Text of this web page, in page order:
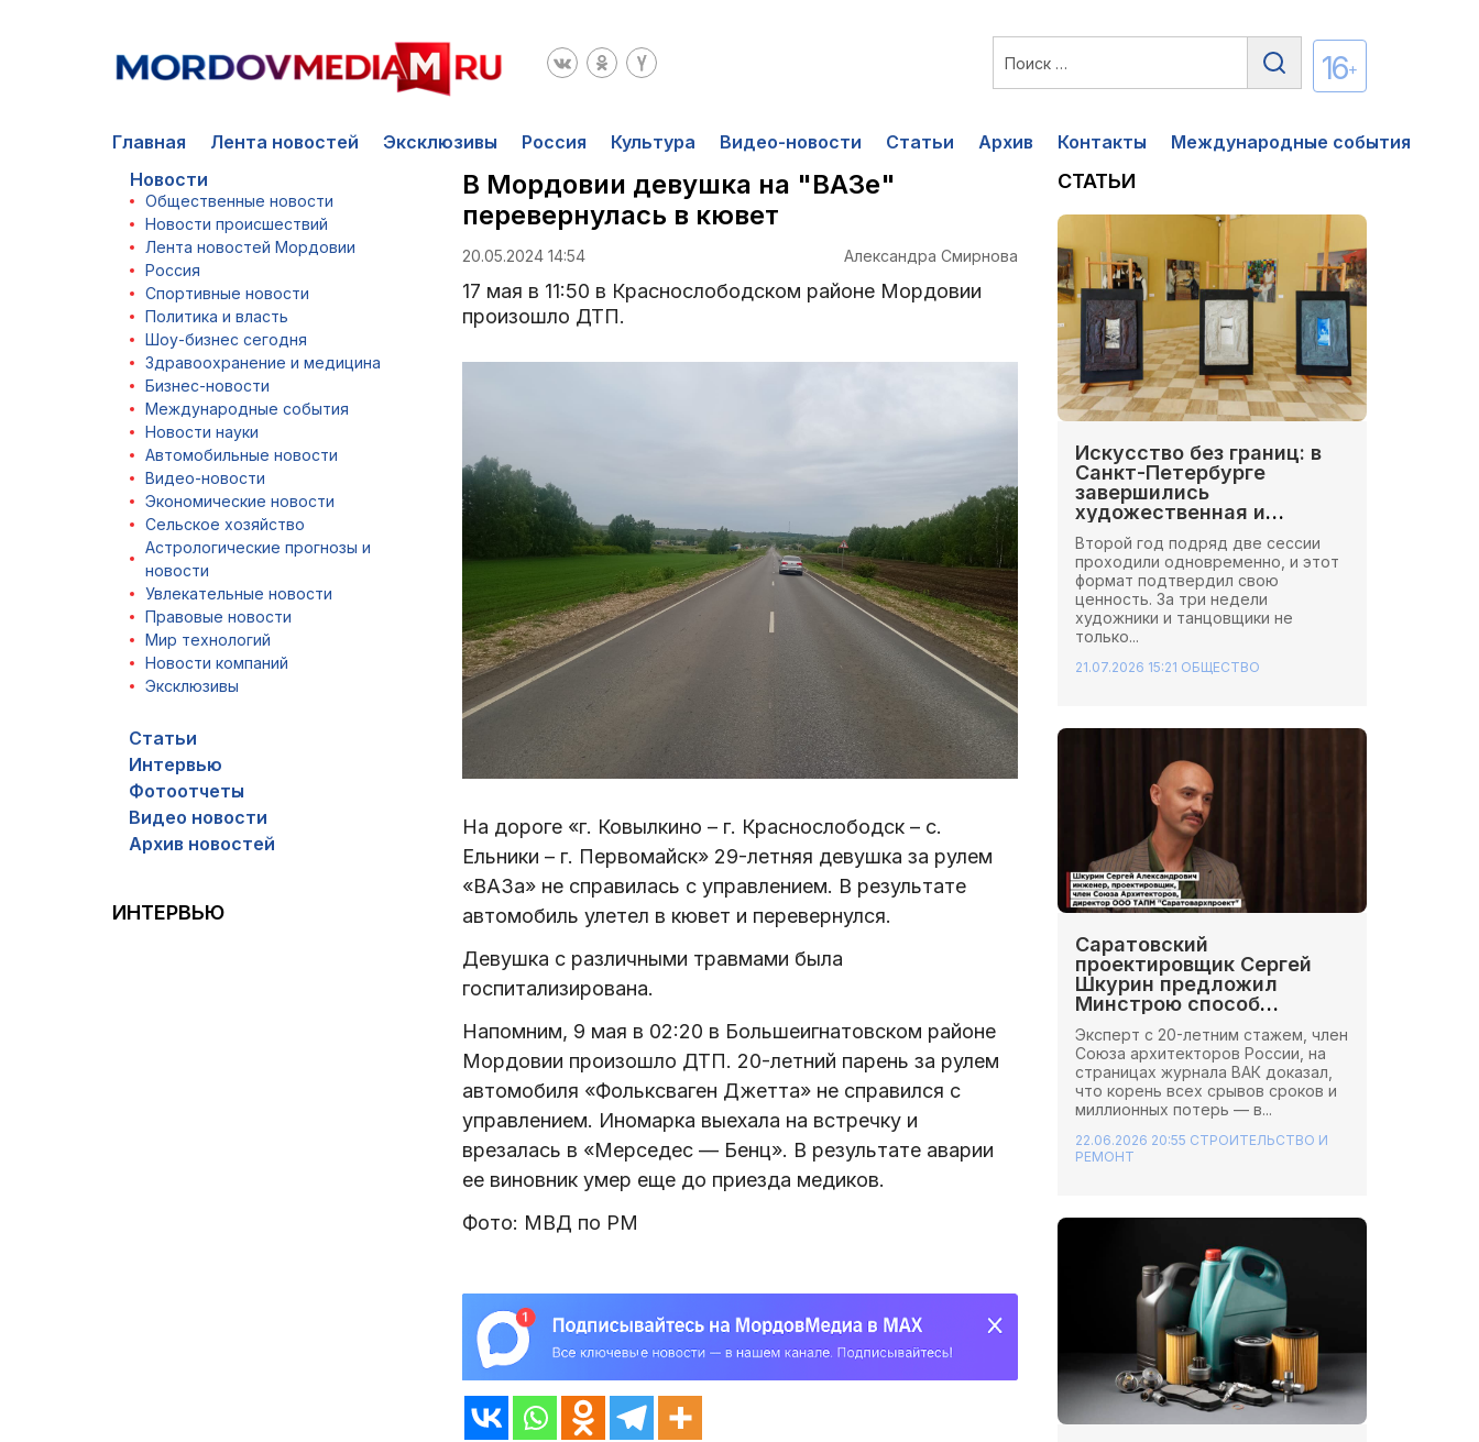
16+
Главная Лента новостей Эксклюзивы Россия Культура Видео-новости Статьи Архив Контакты
Международные события
Новости
Общественные новости
Новости происшествий
Лента новостей Мордовии
Россия
Спортивные новости
Политика и власть
Шоу-бизнес сегодня
Здравоохранение и медицина
Бизнес-новости
Международные события
Новости науки
Автомобильные новости
Видео-новости
Экономические новости
Сельское хозяйство
Астрологические прогнозы и
новости
Увлекательные новости
Правовые новости
Мир технологий
Новости компаний
Эксклюзивы
Статьи
Интервью
Фотоотчеты
Видео новости
Архив новостей
ИНТЕРВЬЮ
В Мордовии девушка на "ВАЗе"
перевернулась в кювет
20.05.2024 14:54 Александра Смирнова
17 мая в 11:50 в Краснослободском районе Мордовии
произошло ДТП.
На дороге «г. Ковылкино – г. Краснослободск – с.
Ельники – г. Первомайск» 29-летняя девушка за рулем
«ВАЗа» не справилась с управлением. В результате
автомобиль улетел в кювет и перевернулся.
Девушка с различными травмами была
госпитализирована.
Напомним, 9 мая в 02:20 в Большеигнатовском районе
Мордовии произошло ДТП. 20-летний парень за рулем
автомобиля «Фольксваген Джетта» не справился с
управлением. Иномарка выехала на встречку и
врезалась в «Мерседес — Бенц». В результате аварии
ее виновник умер еще до приезда медиков.
Фото: МВД по РМ
СТАТЬИ
Искусство без границ: в
Санкт-Петербурге
завершились
художественная и
хореографическая сессии
Школы Иннопрактики.
Второй год подряд две сессии
проходили одновременно, и этот
формат подтвердил свою
ценность. За три недели
художники и танцовщики не
только...
21.07.2026 15:21 ОБЩЕСТВО
Саратовский
проектировщик Сергей
Шкурин предложил
Минстрою способ
сэкономить миллионы на
стройках
Эксперт с 20-летним стажем, член
Союза архитекторов России, на
страницах журнала ВАК доказал,
что корень всех срывов сроков и
миллионных потерь — в...
22.06.2026 20:55 СТРОИТЕЛЬСТВО И
РЕМОНТ